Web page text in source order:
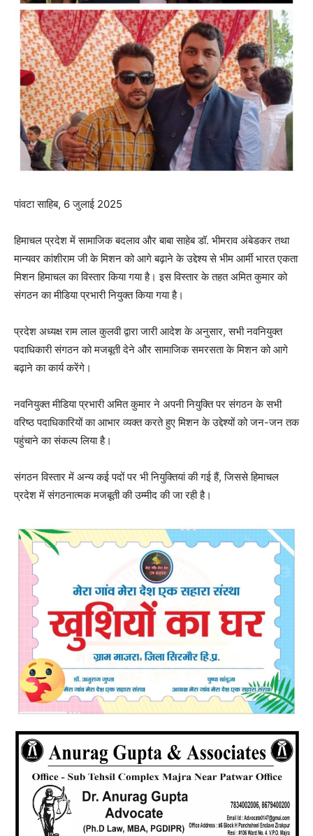
पांवटा साहिब, 6 जुलाई 2025
हिमाचल प्रदेश में सामाजिक बदलाव और बाबा साहेब डॉ. भीमराव अंबेडकर तथा
मान्यवर कांशीराम जी के मिशन को आगे बढ़ाने के उद्देश्य से भीम आर्मी भारत एकता
मिशन हिमाचल का विस्तार किया गया है। इस विस्तार के तहत अमित कुमार को
संगठन का मीडिया प्रभारी नियुक्त किया गया है।
प्रदेश अध्यक्ष राम लाल कुलवी द्वारा जारी आदेश के अनुसार, सभी नवनियुक्त
पदाधिकारी संगठन को मजबूती देने और सामाजिक समरसता के मिशन को आगे
बढ़ाने का कार्य करेंगे।
नवनियुक्त मीडिया प्रभारी अमित कुमार ने अपनी नियुक्ति पर संगठन के सभी
वरिष्ठ पदाधिकारियों का आभार व्यक्त करते हुए मिशन के उद्देश्यों को जन-जन तक
पहुंचाने का संकल्प लिया है।
संगठन विस्तार में अन्य कई पदों पर भी नियुक्तियां की गई हैं, जिससे हिमाचल
प्रदेश में संगठनात्मक मजबूती की उम्मीद की जा रही है।